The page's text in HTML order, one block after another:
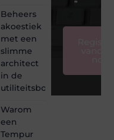
Beheers
akoestiek
met een
slimme
architect
in de
utiliteitsbouw
Warom
een
Tempur
❞